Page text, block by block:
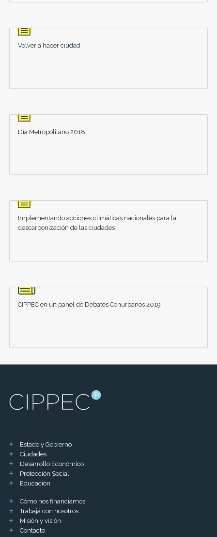
Volver a hacer ciudad
Día Metropolitano 2018
Implementando acciones climáticas nacionales para la
descarbonización de las ciudades
CIPPEC en un panel de Debates Conurbanos 2019
Estado y Gobierno
Ciudades
Desarrollo Económico
Protección Social
Educación
Cómo nos financiamos
Trabajá con nosotros
Misión y visión
Contacto